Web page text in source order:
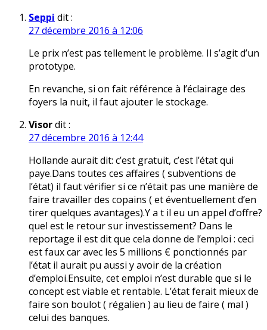
Seppi dit :
27 décembre 2016 à 12:06
Le prix n’est pas tellement le problème. Il s’agit d’un
prototype.
En revanche, si on fait référence à l’éclairage des
foyers la nuit, il faut ajouter le stockage.
Visordit :
27 décembre 2016 à 12:44
Hollande aurait dit: c’est gratuit, c’est l’état qui
paye.Dans toutes ces affaires ( subventions de
l’état) il faut vérifier si ce n’était pas une manière de
faire travailler des copains ( et éventuellement d’en
tirer quelques avantages).Y a t il eu un appel d’offre?
quel est le retour sur investissement? Dans le
reportage il est dit que cela donne de l’emploi : ceci
est faux car avec les 5 millions € ponctionnés par
l’état il aurait pu aussi y avoir de la création
d’emploi.Ensuite, cet emploi n’est durable que si le
concept est viable et rentable. L’état ferait mieux de
faire son boulot ( régalien ) au lieu de faire ( mal )
celui des banques.